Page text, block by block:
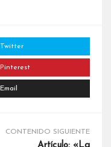
Twitter
Pinterest
Email
CONTENIDO SIGUIENTE